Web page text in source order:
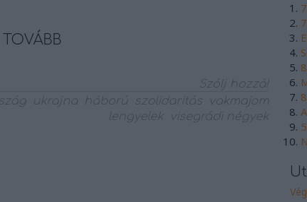
TOVÁBB
Szólj hozzá!
ukrajna háború szolidaritás
vakmajom
lengyelek
visegrádi négyek